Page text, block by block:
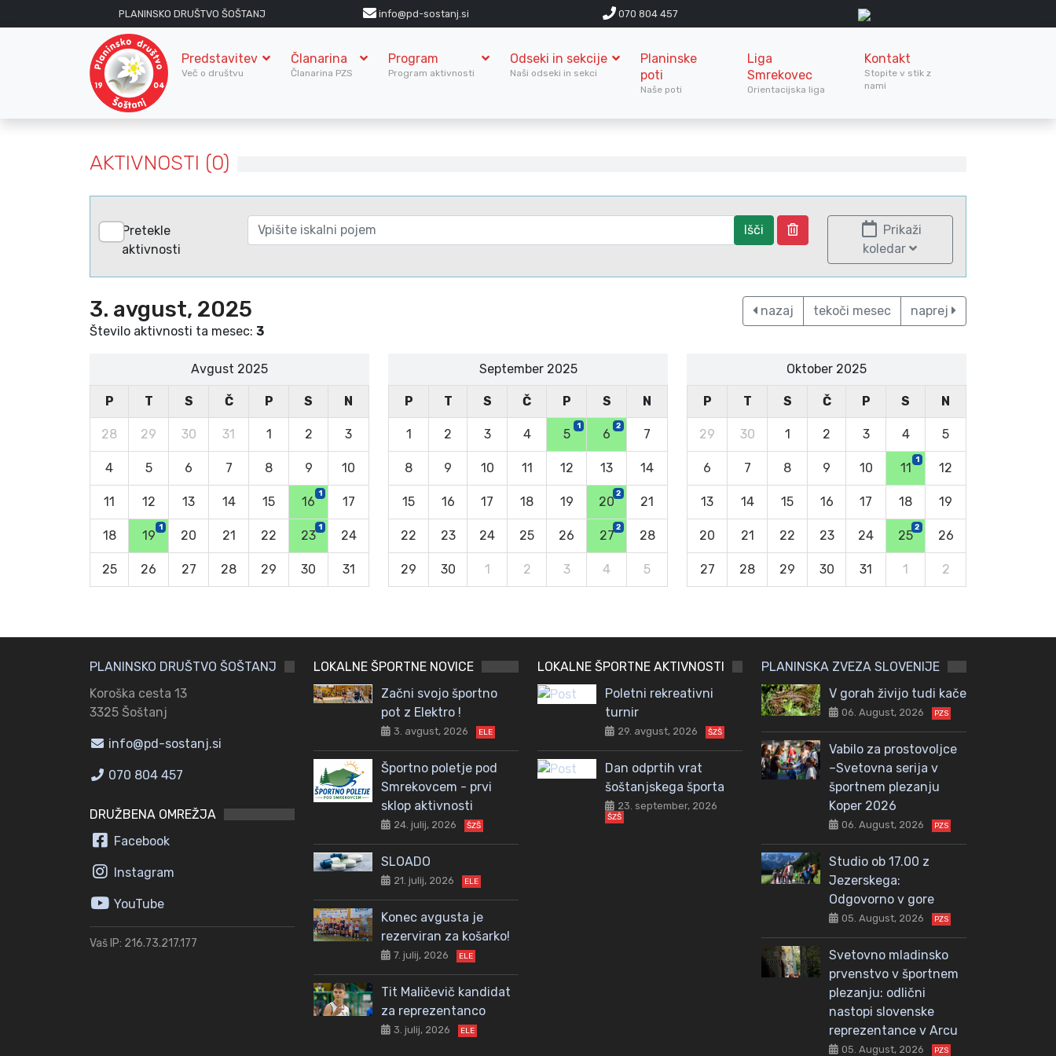
PLANINSKO DRUŠTVO ŠOŠTANJ info@pd-sostanj.si 070 804 457
Predstavitev
Več o društvu
Članarina
Članarina PZS
Program
Program aktivnosti
Odseki in sekcije
Naši odseki in sekci
Planinske
poti
Naše poti
Liga
Smrekovec
Orientacijska liga
Kontakt
Stopite v stik z
nami
AKTIVNOSTI (0)
Pretekle
aktivnosti
Išči
Prikaži
koledar
3. avgust, 2025
Število aktivnosti ta mesec: 3
nazaj tekoči mesec naprej
Avgust 2025
P T S Č P S N
28 29 30 31 1 2 3
4 5 6 7 8 9 10
11 12 13 14 15 16
1
17
18 19
1
20 21 22 23
1
24
25 26 27 28 29 30 31
September 2025
P T S Č P S N
1 2 3 4 5
1
6
2
7
8 9 10 11 12 13 14
15 16 17 18 19 20
2
21
22 23 24 25 26 27
2
28
29 30 1 2 3 4 5
Oktober 2025
P T S Č P S N
29 30 1 2 3 4 5
6 7 8 9 10 11
1
12
13 14 15 16 17 18 19
20 21 22 23 24 25
2
26
27 28 29 30 31 1 2
PLANINSKO DRUŠTVO ŠOŠTANJ
Koroška cesta 13
3325 Šoštanj
info@pd-sostanj.si
070 804 457
DRUŽBENA OMREŽJA
Facebook
Instagram
YouTube
Vaš IP: 216.73.217.177
LOKALNE ŠPORTNE NOVICE
Začni svojo športno
pot z Elektro !
3. avgust, 2026 ELE
Športno poletje pod
Smrekovcem - prvi
sklop aktivnosti
24. julij, 2026 ŠZŠ
SLOADO
21. julij, 2026 ELE
Konec avgusta je
rezerviran za košarko!
7. julij, 2026 ELE
Tit Maličevič kandidat
za reprezentanco
3. julij, 2026 ELE
LOKALNE ŠPORTNE AKTIVNOSTI
Poletni rekreativni
turnir
29. avgust, 2026 ŠZŠ
Dan odprtih vrat
šoštanjskega športa
23. september, 2026
ŠZŠ
PLANINSKA ZVEZA SLOVENIJE
V gorah živijo tudi kače
06. August, 2026 PZS
Vabilo za prostovoljce
–Svetovna serija v
športnem plezanju
Koper 2026
06. August, 2026 PZS
Studio ob 17.00 z
Jezerskega:
Odgovorno v gore
05. August, 2026 PZS
Svetovno mladinsko
prvenstvo v športnem
plezanju: odlični
nastopi slovenske
reprezentance v Arcu
05. August, 2026 PZS